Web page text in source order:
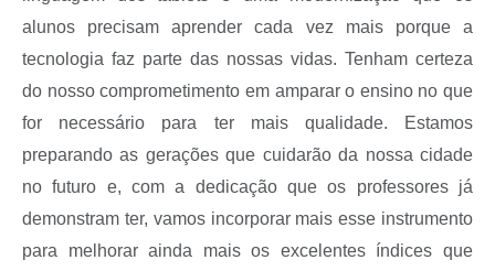
alunos precisam aprender cada vez mais porque a
tecnologia faz parte das nossas vidas. Tenham certeza
do nosso comprometimento em amparar o ensino no que
for necessário para ter mais qualidade. Estamos
preparando as gerações que cuidarão da nossa cidade
no futuro e, com a dedicação que os professores já
demonstram ter, vamos incorporar mais esse instrumento
para melhorar ainda mais os excelentes índices que